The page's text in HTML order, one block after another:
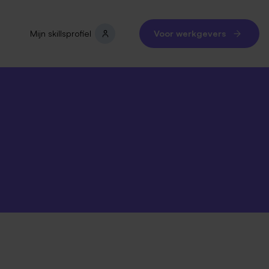
Mijn skillsprofiel Voor werkgevers